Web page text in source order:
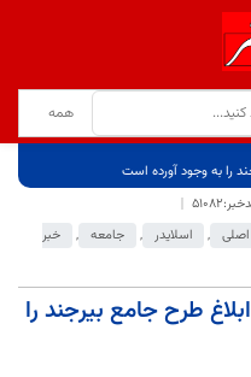
را به وجود آورده است
اصلی , اسلایدر , جامعه ,
خبر
طرح جامع بیرجند را